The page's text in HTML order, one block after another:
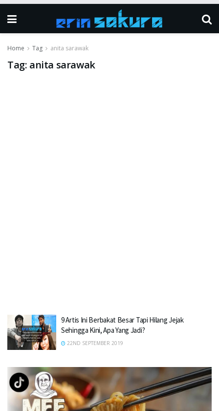
Home Tag anita sarawak
Tag: anita sarawak
9 Artis Ini Berbakat Besar Tapi Hilang Jejak
Sehingga Kini, Apa Yang Jadi?
22ND SEPTEMBER 2019